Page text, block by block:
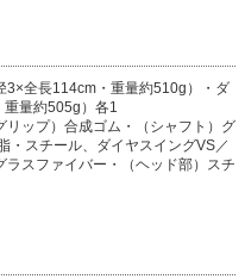
3×全長114cm・重量約510g）・ダ
量約505g）各1
ップ）合成ゴム・（シャフト）グ
・スチール、ダイヤスイングVS／
ラスファイバー・（ヘッド部）スチ